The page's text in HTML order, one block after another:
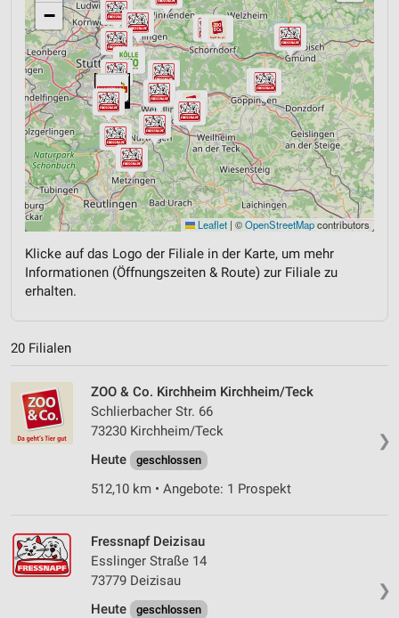
−
Leaflet | ©OpenStreetMapcontributors
Klicke auf das Logo der Filiale in der Karte, um mehr
Informationen (Öffnungszeiten & Route) zur Filiale zu
erhalten.
20 Filialen
❯
ZOO & Co. Kirchheim Kirchheim/Teck
Schlierbacher Str. 66
73230 Kirchheim/Teck
Heute
geschlossen
512,10 km • Angebote: 1 Prospekt
❯
Fressnapf Deizisau
Esslinger Straße 14
73779 Deizisau
Heute
geschlossen